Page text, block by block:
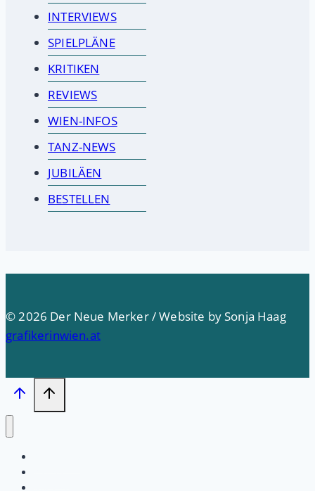
INTERVIEWS
SPIELPLÄNE
KRITIKEN
REVIEWS
WIEN-INFOS
TANZ-NEWS
JUBILÄEN
BESTELLEN
© 2026 Der Neue Merker / Website by Sonja Haag
grafikerinwien.at